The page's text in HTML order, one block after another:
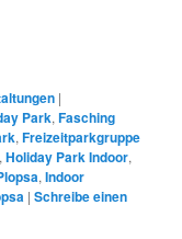
|
Park,Fasching
,Freizeitparkgruppe
,Holiday Park Indoor,
,Indoor
|Schreibe einen